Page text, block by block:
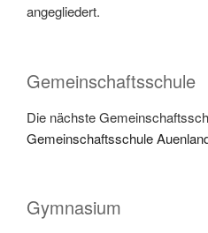
angegliedert.
Gemeinschaftsschule
Die nächste
Gemeinschaftsschule
Gymnasium